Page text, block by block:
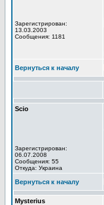
Зарегистрирован:
13.03.2003
Сообщения: 1181
Вернуться к началу
Scio
Зарегистрирован:
06.07.2008
Сообщения: 55
Откуда: Украина
Вернуться к началу
Mysterius